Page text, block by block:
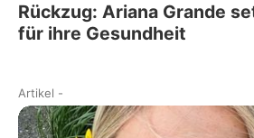
Rückzug: Ariana Grande
für ihre Gesundheit
Artikel -